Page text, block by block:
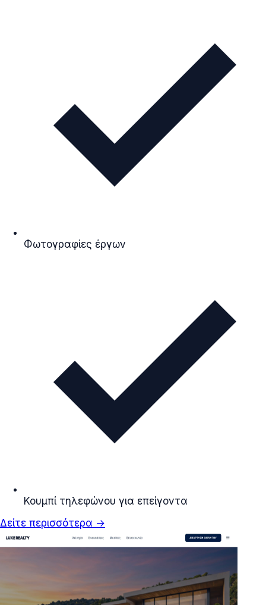
Φωτογραφίες έργων
Κουμπί τηλεφώνου για επείγοντα
Δείτε περισσότερα →